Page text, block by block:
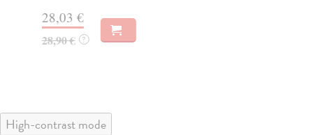
28,03 €
28,90 € ?
High-contrast mode